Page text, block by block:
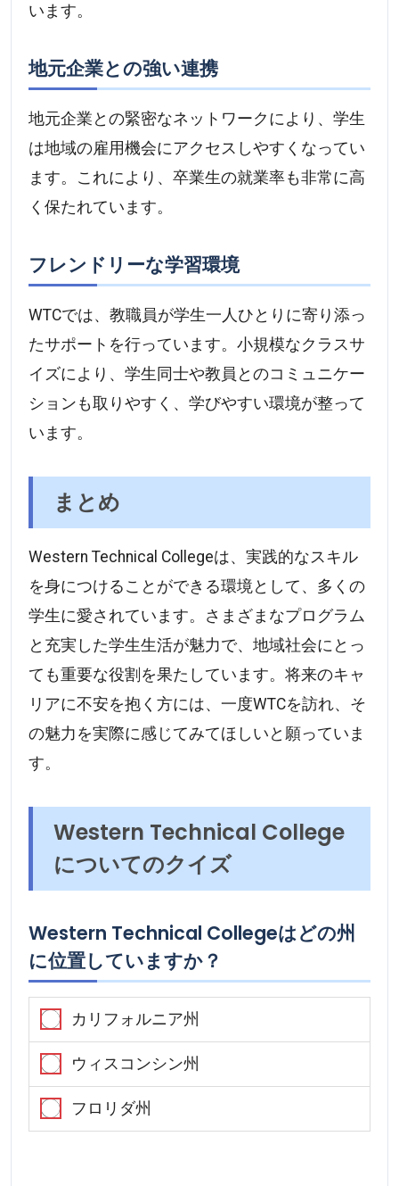
います。
地元企業との強い連携
地元企業との緊密なネットワークにより、学生
は地域の雇用機会にアクセスしやすくなってい
ます。これにより、卒業生の就業率も非常に高
く保たれています。
フレンドリーな学習環境
WTCでは、教職員が学生一人ひとりに寄り添っ
たサポートを行っています。小規模なクラスサ
イズにより、学生同士や教員とのコミュニケー
ションも取りやすく、学びやすい環境が整って
います。
まとめ
Western Technical Collegeは、実践的なスキル
を身につけることができる環境として、多くの
学生に愛されています。さまざまなプログラム
と充実した学生生活が魅力で、地域社会にとっ
ても重要な役割を果たしています。将来のキャ
リアに不安を抱く方には、一度WTCを訪れ、そ
の魅力を実際に感じてみてほしいと願っていま
す。
Western Technical College
についてのクイズ
Western Technical Collegeはどの州
に位置していますか？
カリフォルニア州
ウィスコンシン州
フロリダ州